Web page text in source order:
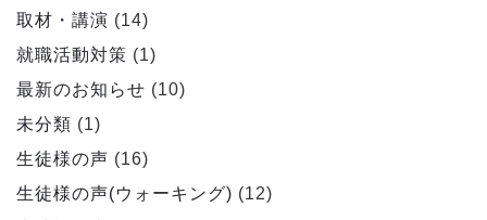
取材・講演 (14)
就職活動対策 (1)
最新のお知らせ (10)
未分類 (1)
生徒様の声 (16)
生徒様の声(ウォーキング) (12)